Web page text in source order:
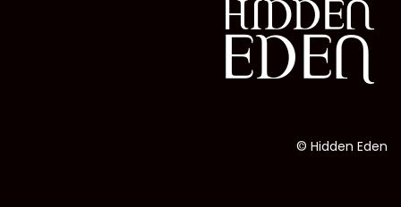
© Hidden Eden